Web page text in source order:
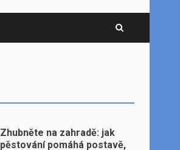
Zhubněte na zahradě: jak
pěstování pomáhá postavě,